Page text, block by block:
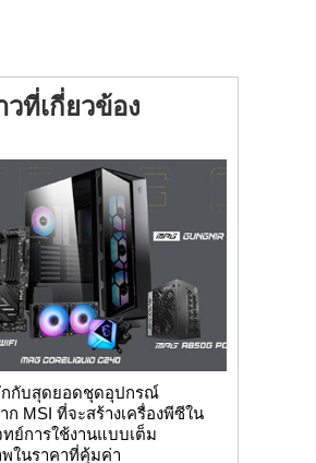
วที่เกี่ยวข้อง
กกับสุดยอดชุดอุปกรณ์
ก MSI ที่จะสร้างเครื่องพีซีใน
ย์การใช้งานแบบเต็ม
ในราคาที่คุ้มค่า